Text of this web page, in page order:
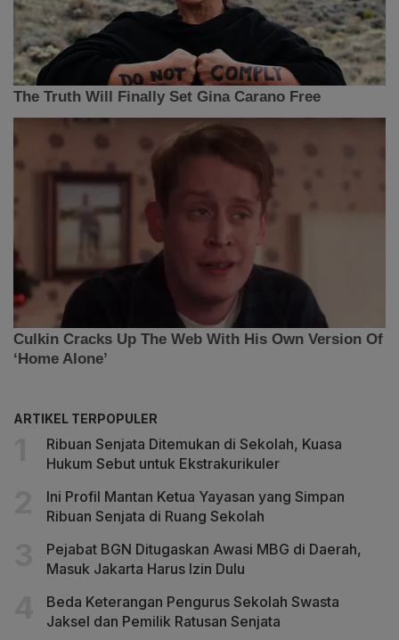
ARTIKEL TERPOPULER
Ribuan Senjata Ditemukan di Sekolah, Kuasa
Hukum Sebut untuk Ekstrakurikuler
Ini Profil Mantan Ketua Yayasan yang Simpan
Ribuan Senjata di Ruang Sekolah
Pejabat BGN Ditugaskan Awasi MBG di Daerah,
Masuk Jakarta Harus Izin Dulu
Beda Keterangan Pengurus Sekolah Swasta
Jaksel dan Pemilik Ratusan Senjata